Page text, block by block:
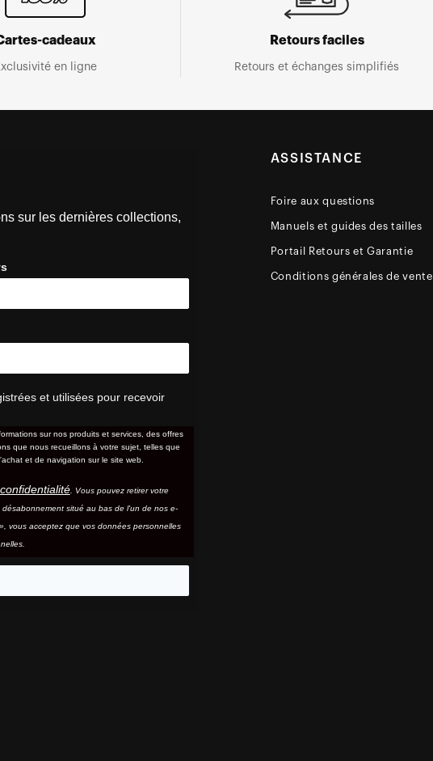
cadeaux
en ligne
Retours faciles
Retours et échanges simplifiés
sur les dernières collections,
et utilisées pour recevoir
sur nos produits et services, des offres
que nous recueillons à votre sujet, telles que
et de navigation sur le site web.
. Vous pouvez retirer votre
situé au bas de l'un de nos e-
vous acceptez que vos données personnelles
ASSISTANCE
Foire aux questions
Manuels et guides des tailles
Portail Retours et Garantie
Conditions générales de vente